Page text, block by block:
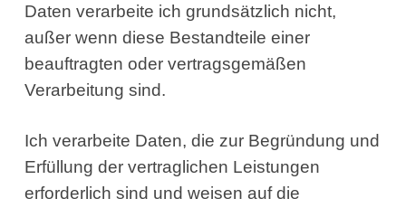
Daten verarbeite ich grundsätzlich nicht,
außer wenn diese Bestandteile einer
beauftragten oder vertragsgemäßen
Verarbeitung sind.
Ich verarbeite Daten, die zur Begründung und
Erfüllung der vertraglichen Leistungen
erforderlich sind und weisen auf die